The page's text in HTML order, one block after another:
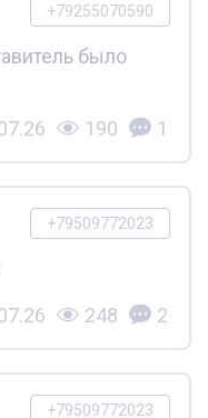
+79255070590
было
190 1
+79509772023
248 2
+79509772023